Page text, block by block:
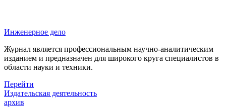
Инженерное дело
Журнал является профессиональным научно-аналитическим
изданием и предназначен для широкого круга специалистов в
области науки и техники.
Перейти
Издательская деятельность
архив